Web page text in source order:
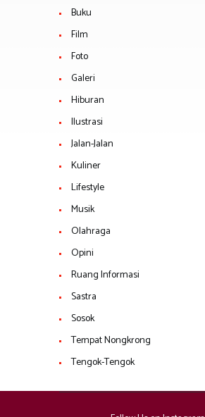
Buku
Film
Foto
Galeri
Hiburan
Ilustrasi
Jalan-Jalan
Kuliner
Lifestyle
Musik
Olahraga
Opini
Ruang Informasi
Sastra
Sosok
Tempat Nongkrong
Tengok-Tengok